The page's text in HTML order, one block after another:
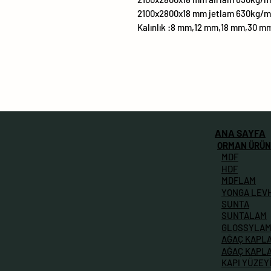
2100x2800x18 mm jetlam 630kg/
Kalınlık :8 mm,12 mm,18 mm,30
ANA SAYFA
ORMAN
MDF
MDFLAM
HDF
YONGA
SUNTA
SUNTALAM
GLOSSYLAM
AĞAÇ
AĞAÇ
KAPI YÜZEYİ